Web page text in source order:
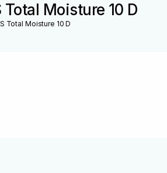
Total Moisture 10 D
Total Moisture 10 D